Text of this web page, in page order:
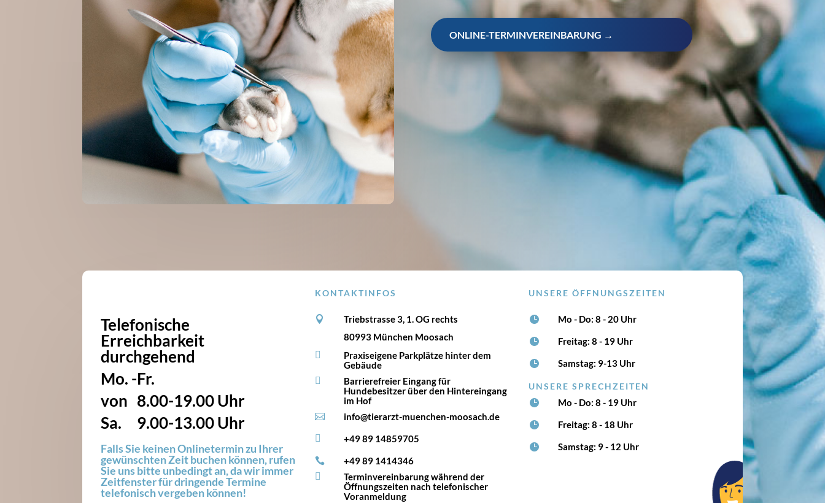
ONLINE-TERMINVEREINBARUNG →
Telefonische
Erreichbarkeit
durchgehend
Mo. -Fr.
von 8.00-19.00 Uhr
Sa. 9.00-13.00 Uhr
Falls Sie keinen Onlinetermin zu Ihrer
gewünschten Zeit buchen können, rufen
Sie uns bitte unbedingt an, da wir immer
Zeitfenster für dringende Termine
telefonisch vergeben können!
KONTAKTINFOS

Triebstrasse 3, 1. OG rechts
80993 München Moosach

Praxiseigene Parkplätze hinter dem
Gebäude

Barrierefreier Eingang für
Hundebesitzer über den Hintereingang
im Hof
 info@tierarzt-muenchen-moosach.de
 +49 89 14859705
 +49 89 1414346

Terminvereinbarung während der
Öffnungszeiten nach telefonischer
Voranmeldung
UNSERE ÖFFNUNGSZEITEN
 Mo - Do: 8 - 20 Uhr
 Freitag: 8 - 19 Uhr
 Samstag: 9-13 Uhr
UNSERE SPRECHZEITEN
 Mo - Do: 8 - 19 Uhr
 Freitag: 8 - 18 Uhr
 Samstag: 9 - 12 Uhr